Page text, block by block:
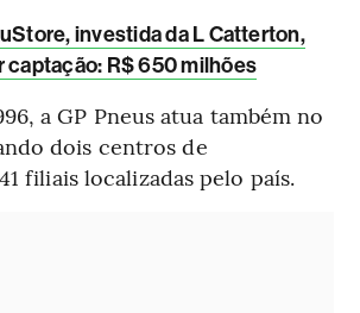
investida da L Catterton,
captação: R$ 650 milhões
a GP Pneus atua também no
dois centros de
filiais localizadas pelo país.